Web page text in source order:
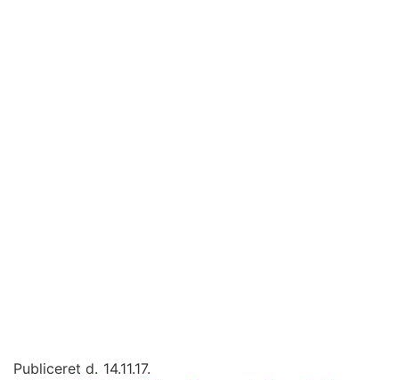
Publiceret d. 14.11.17.